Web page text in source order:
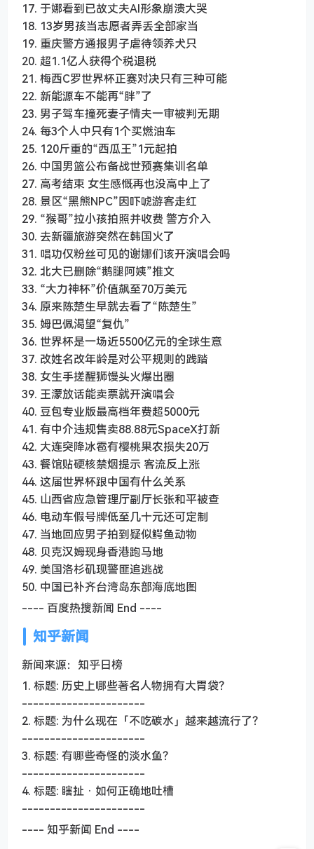
17. 于娜看到已故丈夫AI形象崩溃大哭
18. 13岁男孩当志愿者弄丢全部家当
19. 重庆警方通报男子虐待领养犬只
20. 超1.1亿人获得个税退税
21. 梅西C罗世界杯正赛对决只有三种可能
22. 新能源车不能再“胖”了
23. 男子驾车撞死妻子情夫一审被判无期
24. 每3个人中只有1个买燃油车
25. 120斤重的“西瓜王”1元起拍
26. 中国男篮公布备战世预赛集训名单
27. 高考结束 女生感慨再也没高中上了
28. 景区“黑熊NPC”因吓唬游客走红
29. “猴哥”拉小孩拍照并收费 警方介入
30. 去新疆旅游突然在韩国火了
31. 唱功仅粉丝可见的谢娜们该开演唱会吗
32. 北大已删除“鹅腿阿姨”推文
33. “大力神杯”价值飙至70万美元
34. 原来陈楚生早就去看了“陈楚生”
35. 姆巴佩渴望“复仇”
36. 世界杯是一场近5500亿元的全球生意
37. 改姓名改年龄是对公平规则的践踏
38. 女生手搓醒狮馒头火爆出圈
39. 王濛放话能卖票就开演唱会
40. 豆包专业版最高档年费超5000元
41. 有中介违规售卖88.88元SpaceX打新
42. 大连突降冰雹有樱桃果农损失20万
43. 餐馆贴硬核禁烟提示 客流反上涨
44. 这届世界杯跟中国有什么关系
45. 山西省应急管理厅副厅长张和平被查
46. 电动车假号牌低至几十元还可定制
47. 当地回应男子拍到疑似鳄鱼动物
48. 贝克汉姆现身香港跑马地
49. 美国洛杉矶现警匪追逃战
50. 中国已补齐台湾岛东部海底地图
---- 百度热搜新闻 End ----
知乎新闻
新闻来源：知乎日榜
1. 标题: 历史上哪些著名人物拥有大胃袋？
----------------------
2. 标题: 为什么现在「不吃碳水」越来越流行了？
----------------------
3. 标题: 有哪些奇怪的淡水鱼？
----------------------
4. 标题: 瞎扯 · 如何正确地吐槽
----------------------
---- 知乎新闻 End ----